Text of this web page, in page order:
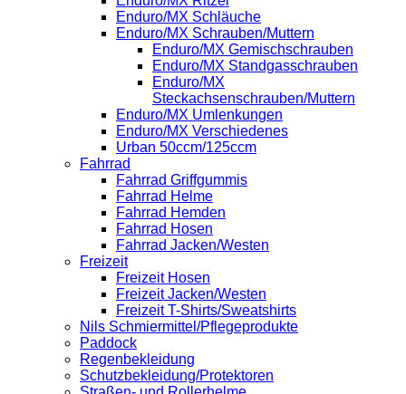
Enduro/MX Schläuche
Enduro/MX Schrauben/Muttern
Enduro/MX Gemischschrauben
Enduro/MX Standgasschrauben
Enduro/MX
Steckachsenschrauben/Muttern
Enduro/MX Umlenkungen
Enduro/MX Verschiedenes
Urban 50ccm/125ccm
Fahrrad
Fahrrad Griffgummis
Fahrrad Helme
Fahrrad Hemden
Fahrrad Hosen
Fahrrad Jacken/Westen
Freizeit
Freizeit Hosen
Freizeit Jacken/Westen
Freizeit T-Shirts/Sweatshirts
Nils Schmiermittel/Pflegeprodukte
Paddock
Regenbekleidung
Schutzbekleidung/Protektoren